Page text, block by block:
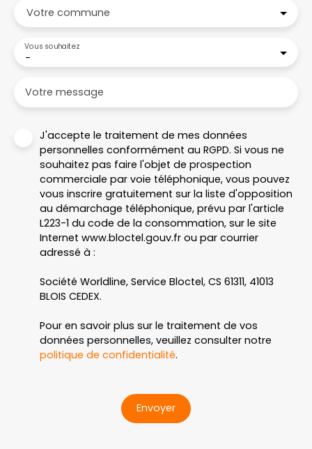
Votre commune
-
Vous souhaitez
Votre message
J'accepte le traitement de mes données
personnelles conformément au RGPD. Si vous ne
souhaitez pas faire l'objet de prospection
commerciale par voie téléphonique, vous pouvez
vous inscrire gratuitement sur la liste d'opposition
au démarchage téléphonique, prévu par l'article
L223-1 du code de la consommation, sur le site
Internet www.bloctel.gouv.fr ou par courrier
adressé à :
Société Worldline, Service Bloctel, CS 61311, 41013
BLOIS CEDEX.
Pour en savoir plus sur le traitement de vos
données personnelles, veuillez consulter notre
politique de confidentialité.
Envoyer